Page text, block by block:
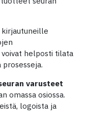
helposti tilata
varusteet
omassa osiossa.
logoista ja